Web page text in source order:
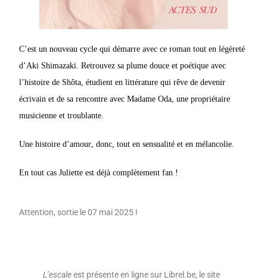
C’est un nouveau cycle qui démarre avec ce roman tout en légèreté
d’Aki Shimazaki. Retrouvez sa plume douce et poétique avec
l’histoire de Shôta, étudient en littérature qui rêve de devenir
écrivain et de sa rencontre avec Madame Oda, une propriétaire
musicienne et troublante.
Une histoire d’amour, donc, tout en sensualité et en mélancolie.
En tout cas Juliette est déjà complètement fan !
Attention, sortie le 07 mai 2025 !
L’escaleest présente en ligne sur Librel.be, le site